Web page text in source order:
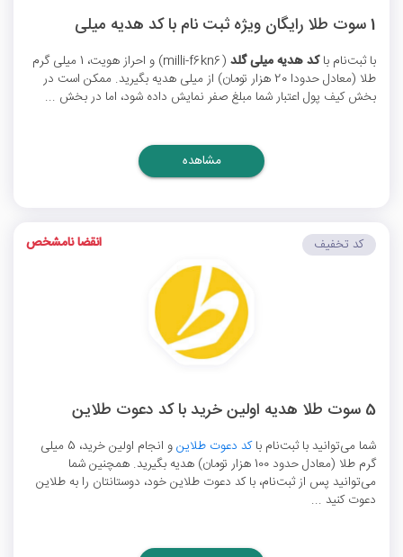
1 سوت طلا رایگان ویژه ثبت نام با کد هدیه میلی
با ثبت‌نام باکد هدیه میلی گلد
(milli-f6kn6) و احراز هویت، 1 میلی گرم
طلا (معادل حدودا 20 هزار تومان) از میلی هدیه بگیرید. ممکن است در
بخش کیف پول اعتبار شما مبلغ صفر نمایش داده شود، اما در بخش ...
مشاهده
5 سوت طلا هدیه اولین خرید با کد دعوت طلاین
شما می‌توانید با ثبت‌نام باکد دعوت طلاین
و انجام اولین خرید، 5 میلی
گرم طلا (معادل حدود 100 هزار تومان) هدیه بگیرید. همچنین شما
می‌توانید پس از ثبت‌نام، با کد دعوت طلاین خود، دوستانتان را به طلاین
دعوت کنید ...
کد تخفیف انقضا نامشخص